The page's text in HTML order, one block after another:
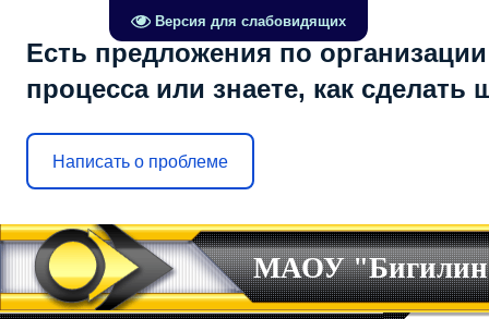
Версия для слабовидящих
Есть предложения по
процесса или знаете, как сделать
Написать о проблеме
МАОУ